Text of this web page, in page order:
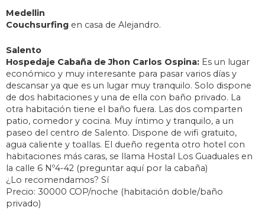
Medellin
Couchsurfing en casa de Alejandro.
Salento
Hospedaje Cabaña de Jhon Carlos Ospina: Es un lugar
económico y muy interesante para pasar varios días y
descansar ya que es un lugar muy tranquilo. Solo dispone
de dos habitaciones y una de ella con baño privado. La
otra habitación tiene el baño fuera. Las dos comparten
patio, comedor y cocina. Muy íntimo y tranquilo, a un
paseo del centro de Salento. Dispone de wifi gratuito,
agua caliente y toallas. El dueño regenta otro hotel con
habitaciones más caras, se llama Hostal Los Guaduales en
la calle 6 Nº4-42 (preguntar aquí por la cabaña)
¿Lo recomendamos? Sí
Precio: 30000 COP/noche (habitación doble/baño
privado)